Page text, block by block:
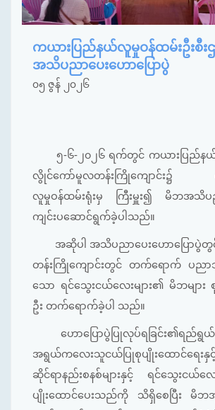
ကယားပြည်နယ်လူမှုဝန်ထမ်းဦးစီးဌ
အသိပညာပေးဟောပြောပွဲ
၀၅ ဇွန် ၂၀၂၆
၅-၆-၂၀၂၆ ရက်တွင် ကယားပြည်န
လွိုင်ကော်မူလတန်းကြိုကျောင်း၌
လူမှုဝန်ထမ်းရုံးမှ ကြီးမှူး၍ မိဘအသိပညာ
ကျင်းပဆောင်ရွက်ခဲ့ပါသည်။
အဆိုပါ အသိပညာပေးဟောပြောပွဲ
တန်းကြိုကျောင်းတွင် တက်‌ရောက် ပညာ
သော ရင်သွေးငယ်လေးများ၏ မိဘများ စု
ဦး တက်ရောက်ခဲ့ပါ သည်။
ဟောပြောပွဲပြုလုပ်ရခြင်း၏ရည်ရွယ်
အရွယ်ကလေးသူငယ်ပြုစုပျိုးထောင်ရေး
ဆိုင်ရာနည်းစနစ်များနှင့် ရင်သွေးငယ်လ
ပျိုးထောင်ပေးသည်ကို သိရှိစေပြီး မိဘအု